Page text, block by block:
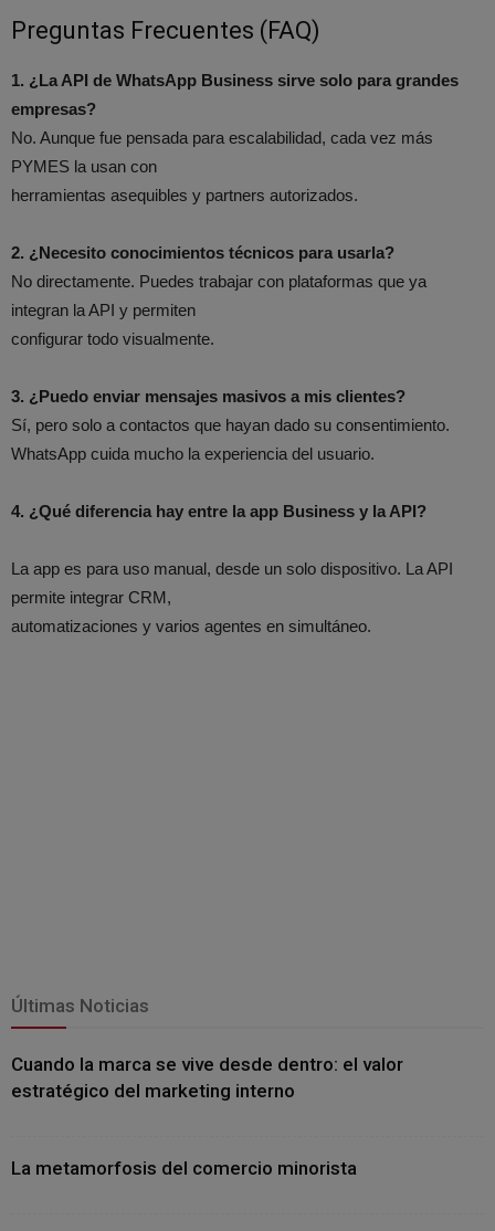
Preguntas Frecuentes (FAQ)
1. ¿La API de WhatsApp Business sirve solo para grandes
empresas?
No. Aunque fue pensada para escalabilidad, cada vez más
PYMES la usan con
herramientas asequibles y partners autorizados.
2. ¿Necesito conocimientos técnicos para usarla?
No directamente. Puedes trabajar con plataformas que ya
integran la API y permiten
configurar todo visualmente.
3. ¿Puedo enviar mensajes masivos a mis clientes?
Sí, pero solo a contactos que hayan dado su consentimiento.
WhatsApp cuida mucho la experiencia del usuario.
4. ¿Qué diferencia hay entre la app Business y la API?
La app es para uso manual, desde un solo dispositivo. La API
permite integrar CRM,
automatizaciones y varios agentes en simultáneo.
Últimas Noticias
Cuando la marca se vive desde dentro: el valor
estratégico del marketing interno
La metamorfosis del comercio minorista